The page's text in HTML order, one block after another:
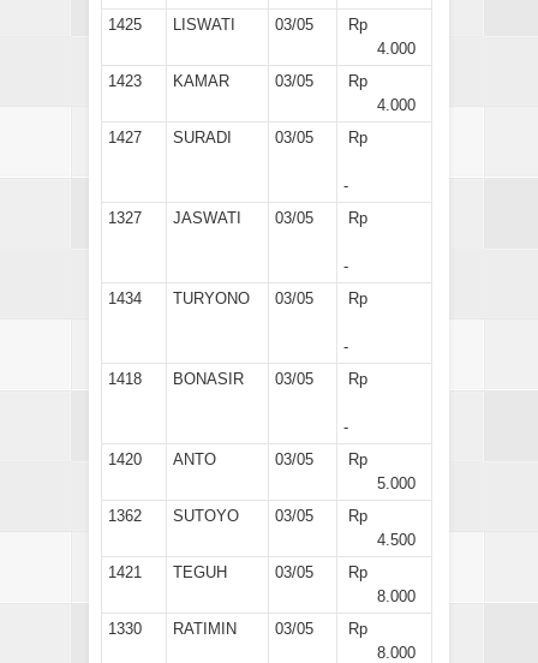
1425
LISWATI 03/05
Rp
4.000
1423
KAMAR 03/05
Rp
4.000
1427
SURADI 03/05 Rp
-
1327
JASWATI 03/05 Rp
-
1434
TURYONO 03/05 Rp
-
1418
BONASIR 03/05 Rp
-
1420
ANTO 03/05
Rp
5.000
1362
SUTOYO 03/05
Rp
4.500
1421
TEGUH 03/05
Rp
8.000
1330
RATIMIN 03/05
Rp
8.000